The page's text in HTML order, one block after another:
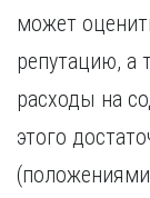
может
репутацию, а
расходы на
этого